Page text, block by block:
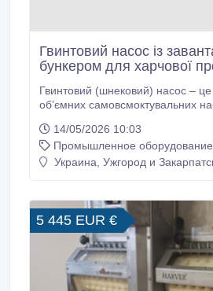
Гвинтовий насос із
бункером для харчової
Гвинтовий (шнековий) насос – це
об’ємних самовсмоктувальних насосів,
нержавіючої сталі всередині
Основним видом застосування
перекачування цільного або
дробаркою або протиральною
14/05/2026 10:03
Промышленное оборудование
Украина, Ужгород и
5 445 EUR €